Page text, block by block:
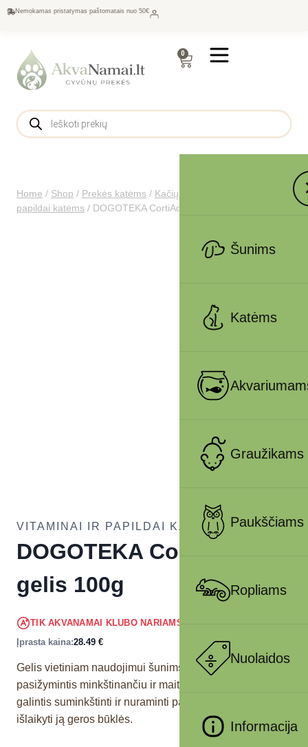
Nemokamas pristatymas paštomatais nuo 50€
0
Šunims
Katėms
Graužikams
Paukščiams
Ropliams
Nuolaidos
Informacija
Home / Shop / Prekės katėms / Kačių maistas
papildai katėms / DOGOTEKA CortiAdapt gelis 100g
VITAMINAI IR PAPILDAI KATĖMS
DOGOTEKA CortiAdapt
gelis 100g
TIK AKVANAMAI KLUBO NARIAMS
Įprasta kaina:28.49 €
Gelis vietiniam naudojimui šunims ir katėms,
pasižymintis minkštinančiu ir maitinančiu poveikiu odai,
galintis suminkštinti ir nuraminti paraudusią odą bei
išlaikyti ją geros būklės.